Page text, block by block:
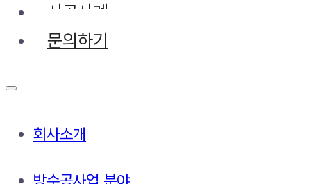
시공사례
문의하기
회사소개
방수공사업 분야